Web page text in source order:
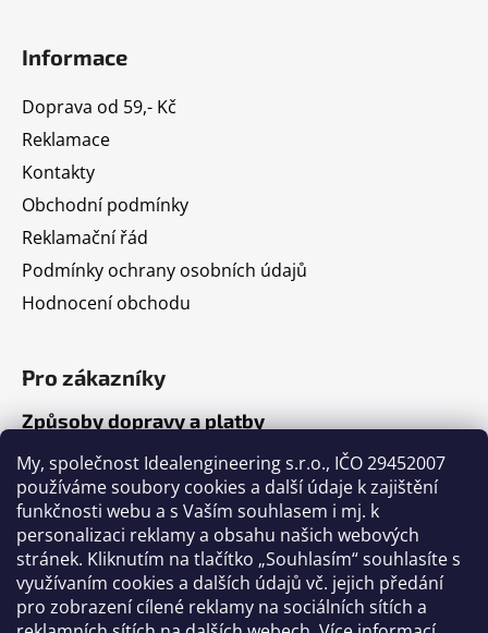
My, společnost Idealengineering s.r.o., IČO 29452007
používáme soubory cookies a další údaje k zajištění
funkčnosti webu a s Vaším souhlasem i mj. k
personalizaci reklamy a obsahu našich webových
stránek. Kliknutím na tlačítko „Souhlasím“ souhlasíte s
využívaním cookies a dalších údajů vč. jejich předání
pro zobrazení cílené reklamy na sociálních sítích a
Informace
Doprava od 59,- Kč
Reklamace
Kontakty
Obchodní podmínky
Reklamační řád
Podmínky ochrany osobních údajů
Hodnocení obchodu
Pro zákazníky
Způsoby dopravy a platby
Jak nakupovat
Články
Výběr volejbalového míče
Výběr fotbalového míče